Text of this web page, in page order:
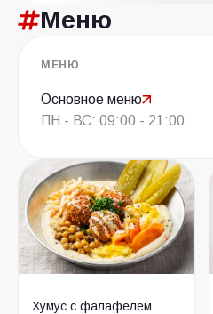
Меню
МЕНЮ
Основное меню
ПН - ВС: 09:00 - 21:00
Хумус с фалафелем